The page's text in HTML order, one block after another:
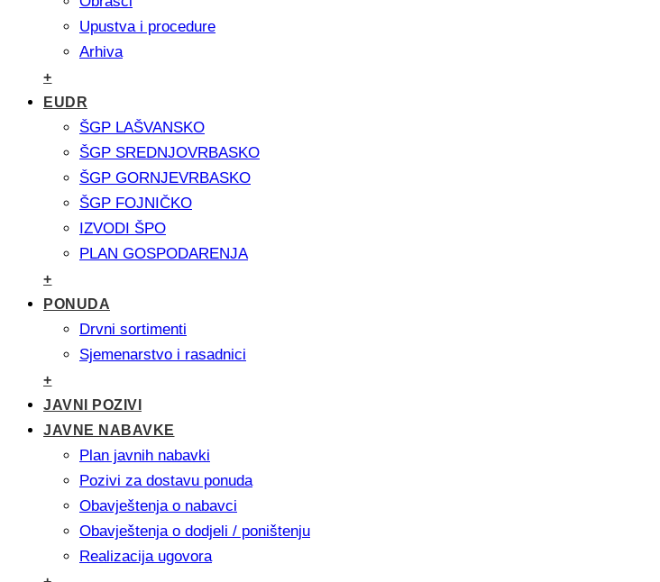
Upustva i procedure
Arhiva
+
EUDR
ŠGP LAŠVANSKO
ŠGP SREDNJOVRBASKO
ŠGP GORNJEVRBASKO
ŠGP FOJNIČKO
IZVODI ŠPO
PLAN GOSPODARENJA
+
PONUDA
Drvni sortimenti
Sjemenarstvo i rasadnici
+
JAVNI POZIVI
JAVNE NABAVKE
Plan javnih nabavki
Pozivi za dostavu ponuda
Obavještenja o nabavci
Obavještenja o dodjeli / poništenju
Realizacija ugovora